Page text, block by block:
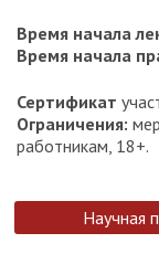
Время начала
Время начала
Сертификат
Ограничения:
работникам, 18+.
Научная